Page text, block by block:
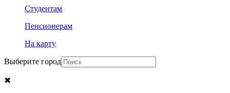
Студентам
Пенсионерам
На карту
Выберите город
✖